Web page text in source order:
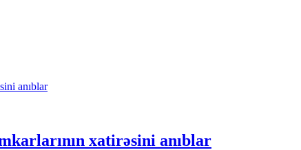
xatirəsini anıblar